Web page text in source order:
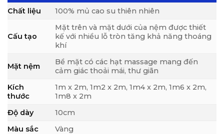
Chất liệu 100% mủ cao su thiên nhiên
Cấu tạo
Mặt trên và mặt dưới của nệm được thiết
kế với nhiều lỗ tròn tăng khả năng thoáng
khí
Mặt nệm
Bề mặt có các hạt massage mang đến
cảm giác thoải mái, thư giãn
Kích
thước
1m x 2m, 1m2 x 2m, 1m4 x 2m, 1m6 x 2m,
1m8 x 2m
Độ dày
10cm
Màu sắc
Vàng